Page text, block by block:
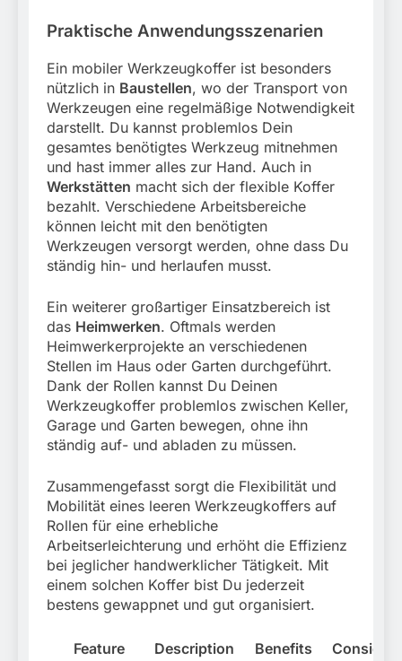
Praktische Anwendungsszenarien
Ein mobiler Werkzeugkoffer ist besonders
nützlich in Baustellen, wo der Transport von
Werkzeugen eine regelmäßige Notwendigkeit
darstellt. Du kannst problemlos Dein
gesamtes benötigtes Werkzeug mitnehmen
und hast immer alles zur Hand. Auch in
Werkstätten macht sich der flexible Koffer
bezahlt. Verschiedene Arbeitsbereiche
können leicht mit den benötigten
Werkzeugen versorgt werden, ohne dass Du
ständig hin- und herlaufen musst.
Ein weiterer großartiger Einsatzbereich ist
das Heimwerken. Oftmals werden
Heimwerkerprojekte an verschiedenen
Stellen im Haus oder Garten durchgeführt.
Dank der Rollen kannst Du Deinen
Werkzeugkoffer problemlos zwischen Keller,
Garage und Garten bewegen, ohne ihn
ständig auf- und abladen zu müssen.
Zusammengefasst sorgt die Flexibilität und
Mobilität eines leeren Werkzeugkoffers auf
Rollen für eine erhebliche
Arbeitserleichterung und erhöht die Effizienz
bei jeglicher handwerklicher Tätigkeit. Mit
einem solchen Koffer bist Du jederzeit
bestens gewappnet und gut organisiert.
Feature Description Benefits